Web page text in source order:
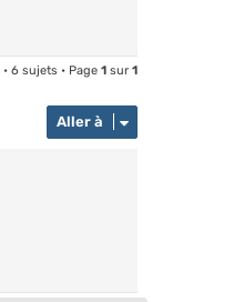
• 6 sujets • Page 1 sur 1
Aller à